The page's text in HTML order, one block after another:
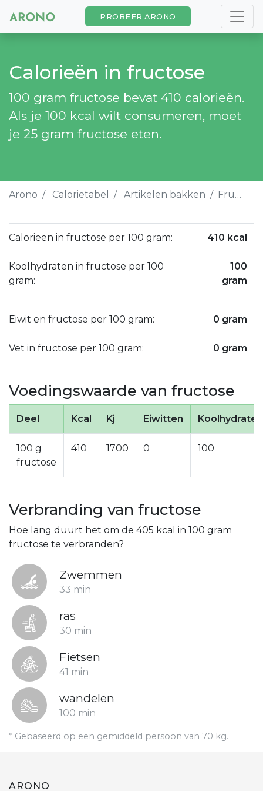
PROBEER ARONO
Calorieën in fructose
100 gram fructose bevat 410 calorieën.
Als je 100 kcal wilt consumeren, moet
je 25 gram fructose eten.
Arono Calorietabel Artikelen bakken Fructose
Calorieën in fructose per 100 gram: 410 kcal
Koolhydraten in fructose per 100
gram:
100
gram
Eiwit en fructose per 100 gram: 0 gram
Vet in fructose per 100 gram: 0 gram
Voedingswaarde van fructose
Deel Kcal Kj Eiwitten Koolhydraten
100 g
fructose
410 1700 0 100
Verbranding van fructose
Hoe lang duurt het om de 405 kcal in 100 gram
fructose te verbranden?
Zwemmen
33 min
ras
30 min
Fietsen
41 min
wandelen
100 min
* Gebaseerd op een gemiddeld persoon van 70 kg.
ARONO